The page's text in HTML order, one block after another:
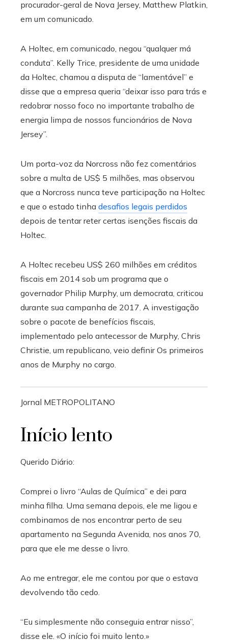
procurador-geral de Nova Jersey, Matthew Platkin,
em um comunicado.
A Holtec, em comunicado, negou “qualquer má
conduta”. Kelly Trice, presidente de uma unidade
da Holtec, chamou a disputa de “lamentável” e
disse que a empresa queria “deixar isso para trás e
redobrar nosso foco no importante trabalho de
energia limpa de nossos funcionários de Nova
Jersey”.
Um porta-voz da Norcross não fez comentários
sobre a multa de US$ 5 milhões, mas observou
que a Norcross nunca teve participação na Holtec
e que o estado tinha desafios legais perdidos
depois de tentar reter certas isenções fiscais da
Holtec.
A Holtec recebeu US$ 260 milhões em créditos
fiscais em 2014 sob um programa que o
governador Philip Murphy, um democrata, criticou
durante sua campanha de 2017. A investigação
sobre o pacote de benefícios fiscais,
implementado pelo antecessor de Murphy, Chris
Christie, um republicano, veio definir Os primeiros
anos de Murphy no cargo.
Jornal METROPOLITANO
Início lento
Querido Diário:
Comprei o livro “Aulas de Química” e dei para
minha filha. Uma semana depois, ele me ligou e
combinamos de nos encontrar perto de seu
apartamento na Segunda Avenida, nos anos 70,
para que ele me desse o livro.
Ao me entregar, ele me contou por que o estava
devolvendo tão cedo.
“Eu simplesmente não conseguia entrar nisso”,
disse ele. «O início foi muito lento.»